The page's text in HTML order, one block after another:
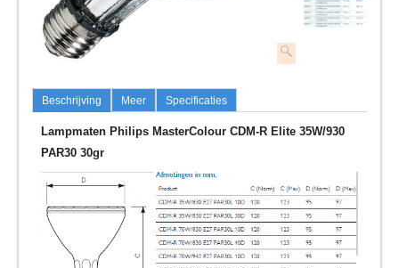
Beschrijving Meer Specificaties
Lampmaten Philips MasterColour CDM-R Elite 35W/930
PAR30 30gr